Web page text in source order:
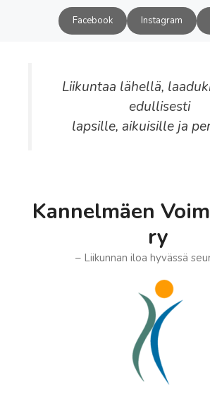
Facebook Instagram
Liikuntaa lähellä,
edullisesti
lapsille, aikuisille ja
Kannelmäen
ry
– Liikunnan iloa hyvässä